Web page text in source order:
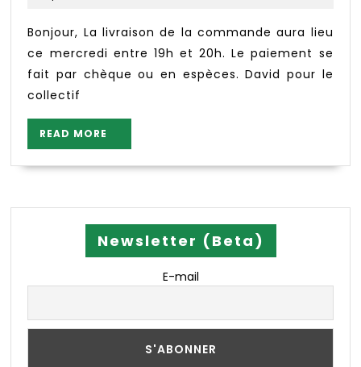
chevreau,
terrines
et
Stephanie
Bonjour, La livraison de la commande aura lieu
ce mercredi entre 19h et 20h. Le paiement se
fait par chèque ou en espèces. David pour le
collectif
READ MORE
MORE
Newsletter (Beta)
E-mail